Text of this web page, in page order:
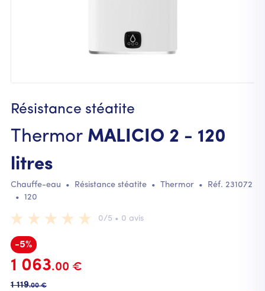
Résistance stéatite
ThermorMALICIO 2 - 120
litres
Chauffe-eau • Résistance stéatite• Thermor• Réf. 231072
• 120
0/5 • 0 avis
-5%
1 063.00 €
1 119.00 €